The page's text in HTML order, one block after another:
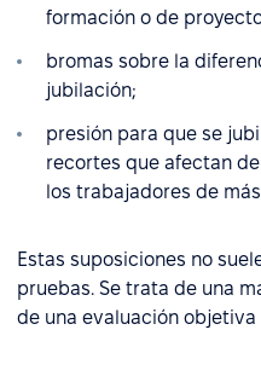
formación o de
bromas sobre la
jubilación;
presión para que se
recortes que afectan
los trabajadores de
Estas suposiciones no
pruebas. Se trata de una
de una evaluación